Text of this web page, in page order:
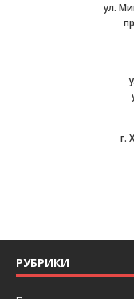
ул.
г.
РУБРИКИ